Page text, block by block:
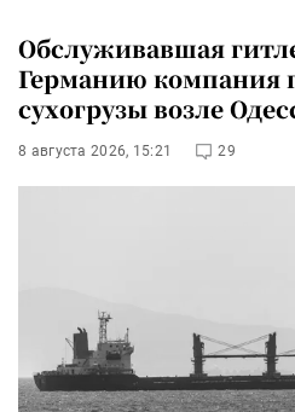
Обслуживавшая
Германию компания
сухогрузы возле
8 августа 2026, 15:21 29